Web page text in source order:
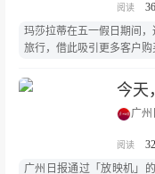
玛莎拉蒂在五一假日期间
旅行，借此吸引更多客户购
今天
广州
广州日报通过「放映机」